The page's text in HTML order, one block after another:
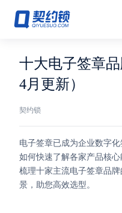
E‑signature
Seals
archives
Security
Already
十大电子签章品牌最新测评（2026年
4月更新）
契约锁
电子签章已成为企业数字化签约的刚需工具。面对众多品牌，
如何快速了解各家产品核
梳理十家主流电子签章品
景，助您高效选型。